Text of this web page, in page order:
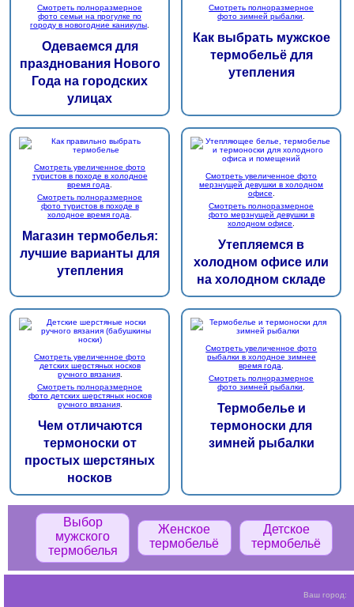
Выбор
мужского
термобелья
Женское
термобельё
Детское
термобельё
Смотреть полноразмерное
фото семьи на прогулке по
городу в новогодние каникулы
Одеваемся для
празднования Нового
Года на городских
улицах
Смотреть полноразмерное
фото зимней рыбалки
Как выбрать мужское
термобельё для
утепления
Смотреть увеличенное фото
туристов в походе в холодное
время года
Смотреть полноразмерное
фото туристов в походе в
холодное время года
Магазин термобелья:
лучшие варианты для
утепления
Смотреть увеличенное фото
мерзнущей девушки в холодном
офисе
Смотреть полноразмерное
фото мерзнущей девушки в
холодном офисе
Утепляемся в
холодном офисе или
на холодном складе
Смотреть увеличенное фото
детских шерстяных носков
ручного вязания.
Смотреть полноразмерное
фото детских шерстяных носков
ручного вязания.
Чем отличаются
термоноски от
простых шерстяных
носков
Смотреть увеличенное фото
рыбалки в холодное зимнее
время года
Смотреть полноразмерное
фото зимней рыбалки
Термобелье и
термоноски для
зимней рыбалки
Ваш город: